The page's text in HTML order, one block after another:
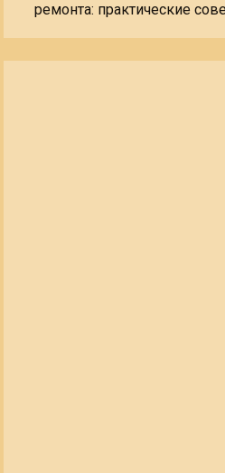
ремонта: практические